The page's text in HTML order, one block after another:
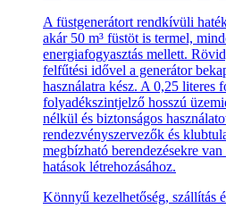
A füstgenerátort rendkívüli
akár 50 m³ füstöt is termel,
energiafogyasztás mellett.
felfűtési idővel a generátor
használatra kész. A 0,25 literes
folyadékszintjelző hosszú
nélkül és biztonságos
rendezvényszervezők és
megbízható berendezésekre
hatások létrehozásához.
Könnyű kezelhetőség, szállítás